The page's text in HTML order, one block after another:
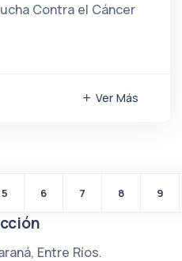
Contra el Cáncer
Ver Más
5 6 7 8 9
Entre Ríos.